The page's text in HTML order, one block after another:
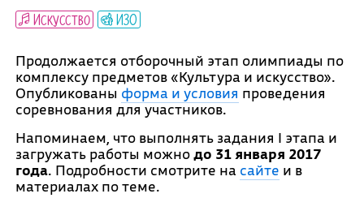
Искусство ИЗО
Продолжается отборочный этап олимпиады по
комплексу предметов «Культура и искусство».
Опубликованы форма и условия проведения
соревнования для участников.
Напоминаем, что выполнять задания I этапа и
загружать работы можнодо 31 января 2017
года. Подробности смотрите на сайте и в
материалах по теме.